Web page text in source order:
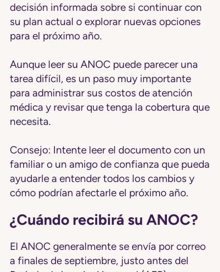
decisión informada sobre si continuar con
su plan actual o explorar nuevas opciones
para el próximo año.
Aunque leer su ANOC puede parecer una
tarea difícil, es un paso muy importante
para administrar sus costos de atención
médica y revisar que tenga la cobertura que
necesita.
Consejo: Intente leer el documento con un
familiar o un amigo de confianza que pueda
ayudarle a entender todos los cambios y
cómo podrían afectarle el próximo año.
¿Cuándo recibirá su ANOC?
El ANOC generalmente se envía por correo
a finales de septiembre, justo antes del